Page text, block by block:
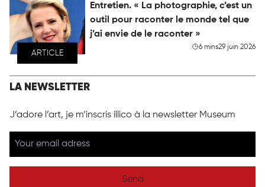
ARTICLE
Entretien. « La photographie, c’est un
outil pour raconter le monde tel que
j’ai envie de le raconter »
6 mins29 juin 2026
LA NEWSLETTER
J’adore l’art, je m’inscris illico à la newsletter Museum
Send